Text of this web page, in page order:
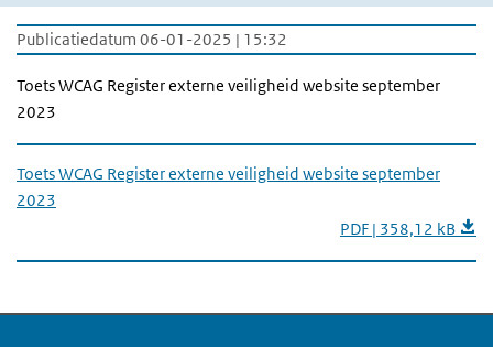
Publicatiedatum 06-01-2025 | 15:32
Toets WCAG Register externe veiligheid website september
2023
Toets WCAG Register externe veiligheid website september
2023
PDF | 358,12 kB